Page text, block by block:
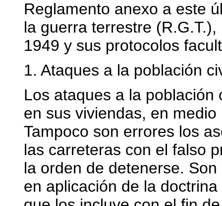
Reglamento anexo a este
la guerra terrestre
1949 y sus protocolos
1. Ataques a la población
Los ataques a la
en sus viviendas, en
Tampoco son errores los
las carreteras con el falso
la orden de detenerse.
en aplicación de la